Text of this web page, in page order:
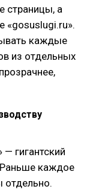
страницы, а
«gosuslugi.ru».
каждые
из отдельных
— гигантский
каждое
отдельно.